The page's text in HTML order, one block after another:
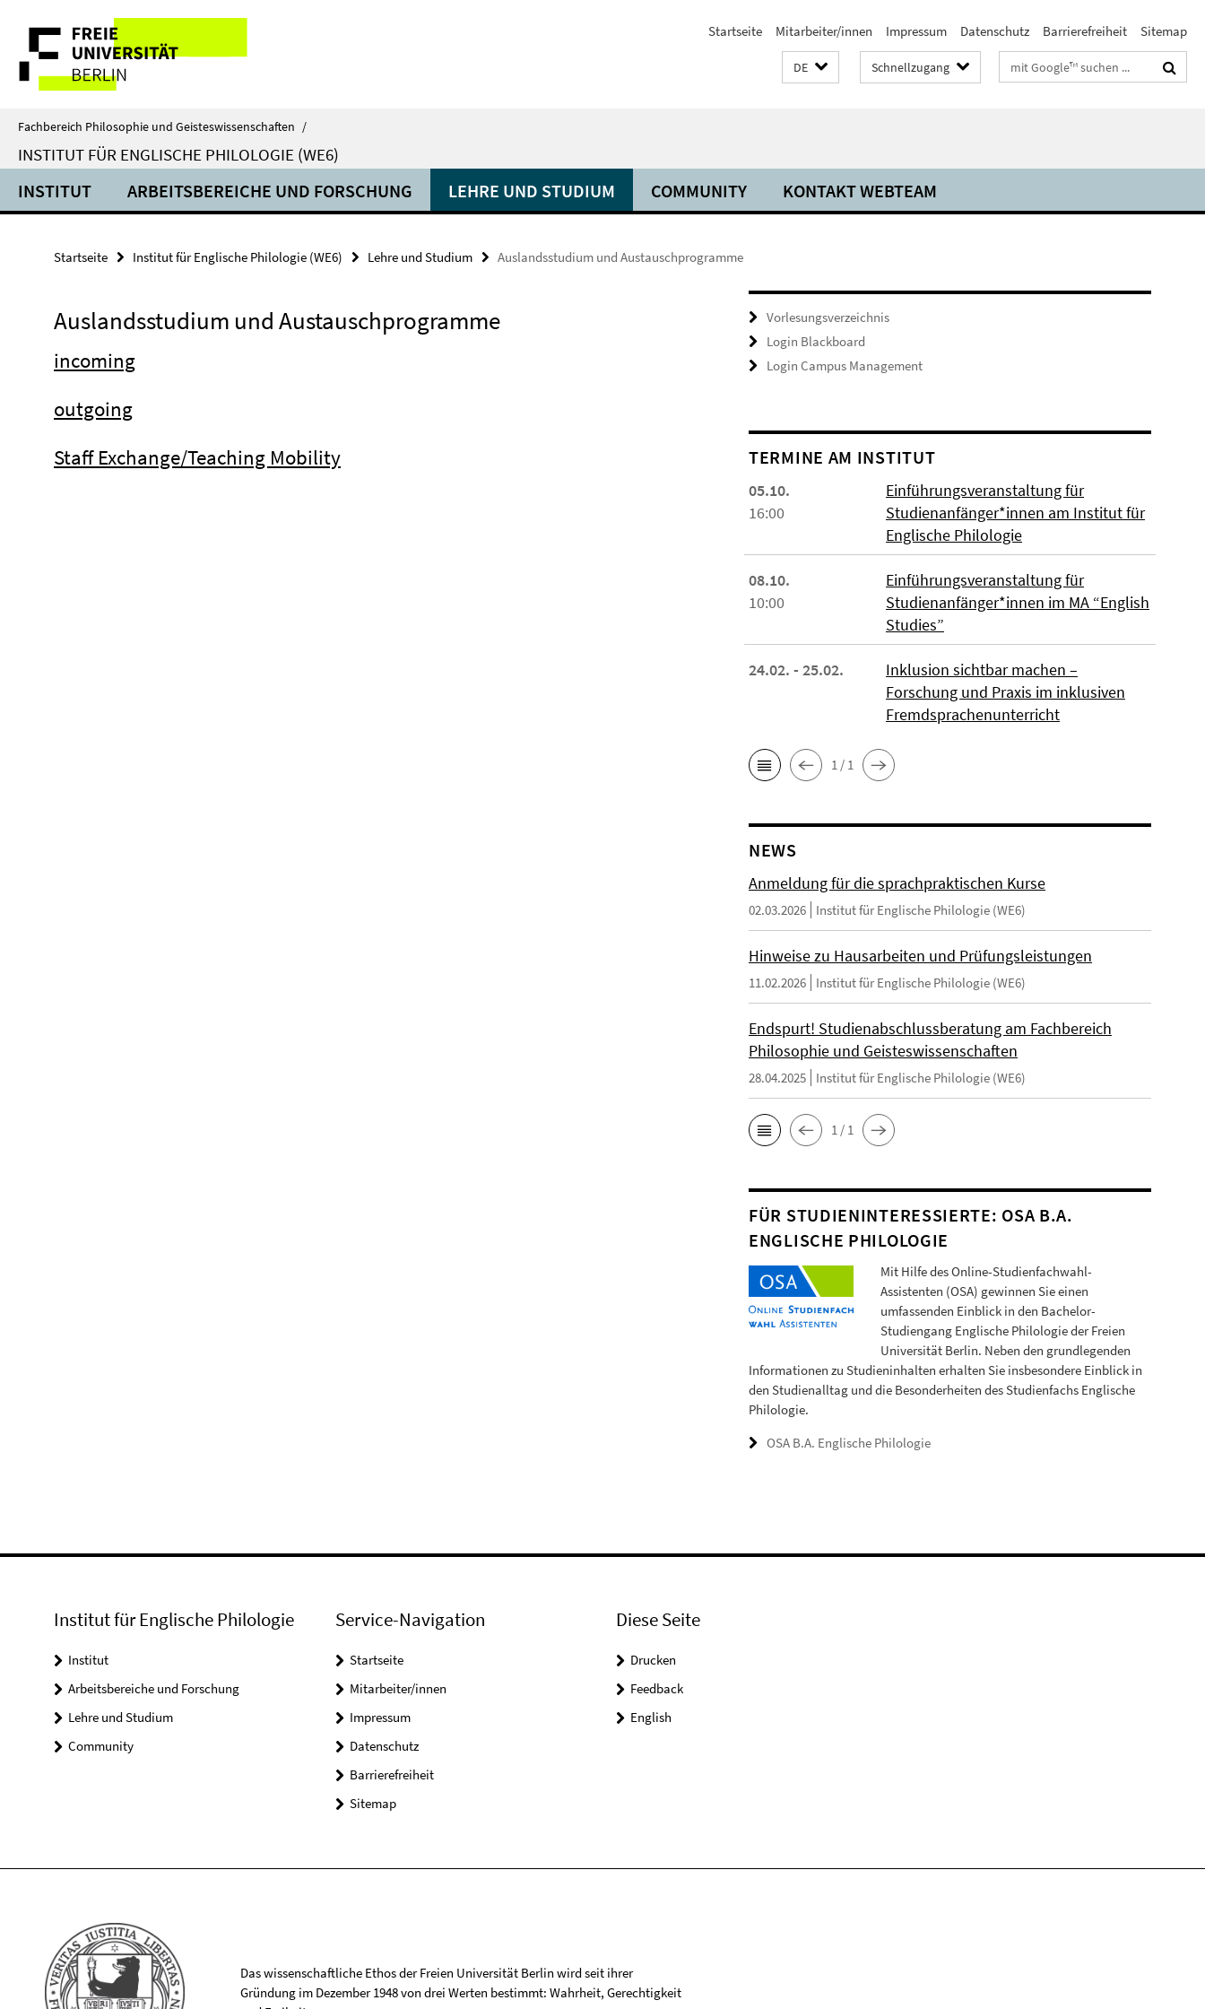
direkt
Inhalt
Service-
Navigation
Startseite Mitarbeiter/innen Impressum Datenschutz Barrierefreiheit Sitemap
DE Schnellzugang Suchbegriffe
Fachbereich Philosophie und Geisteswissenschaften /
INSTITUT FÜR ENGLISCHE PHILOLOGIE (WE6)
INSTITUT ARBEITSBEREICHE UND FORSCHUNG LEHRE UND STUDIUM COMMUNITY KONTAKT WEBTEAM
Startseite Institut für Englische Philologie (WE6) Lehre und Studium Auslandsstudium und Austauschprogramme
Auslandsstudium und Austauschprogramme
incoming
outgoing
Staff Exchange/Teaching Mobility
Vorlesungsverzeichnis
Login Blackboard
Login Campus Management
TERMINE AM INSTITUT
05.10.
16:00
Einführungsveranstaltung für
Studienanfänger*innen am Institut für
Englische Philologie
08.10.
10:00
Einführungsveranstaltung für
Studienanfänger*innen im MA “English
Studies”
24.02. - 25.02.
Inklusion sichtbar machen –
Forschung und Praxis im inklusiven
Fremdsprachenunterricht
1 / 1
NEWS
Anmeldung für die sprachpraktischen Kurse
02.03.2026 Institut für Englische Philologie (WE6)
Hinweise zu Hausarbeiten und Prüfungsleistungen
11.02.2026 Institut für Englische Philologie (WE6)
Endspurt! Studienabschlussberatung am Fachbereich
Philosophie und Geisteswissenschaften
28.04.2025 Institut für Englische Philologie (WE6)
1 / 1
FÜR STUDIENINTERESSIERTE: OSA B.A.
ENGLISCHE PHILOLOGIE
Mit Hilfe des Online-Studienfachwahl-
Assistenten (OSA) gewinnen Sie einen
umfassenden Einblick in den Bachelor-
Studiengang Englische Philologie der Freien
Universität Berlin. Neben den grundlegenden
Informationen zu Studieninhalten erhalten Sie insbesondere Einblick in
den Studienalltag und die Besonderheiten des Studienfachs Englische
Philologie.
OSA B.A. Englische Philologie
Institut für Englische Philologie
Institut
Arbeitsbereiche und Forschung
Lehre und Studium
Community
Service-Navigation
Startseite
Mitarbeiter/innen
Impressum
Datenschutz
Barrierefreiheit
Sitemap
Diese Seite
Drucken
Feedback
English
Das wissenschaftliche Ethos der Freien Universität Berlin wird seit ihrer
Gründung im Dezember 1948 von drei Werten bestimmt: Wahrheit, Gerechtigkeit